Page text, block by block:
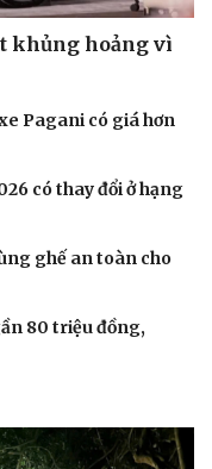
nghệ
khủng hoảng vì
Pagani có giá hơn
có thay đổi ở hạng
ghế an toàn cho
80 triệu đồng,